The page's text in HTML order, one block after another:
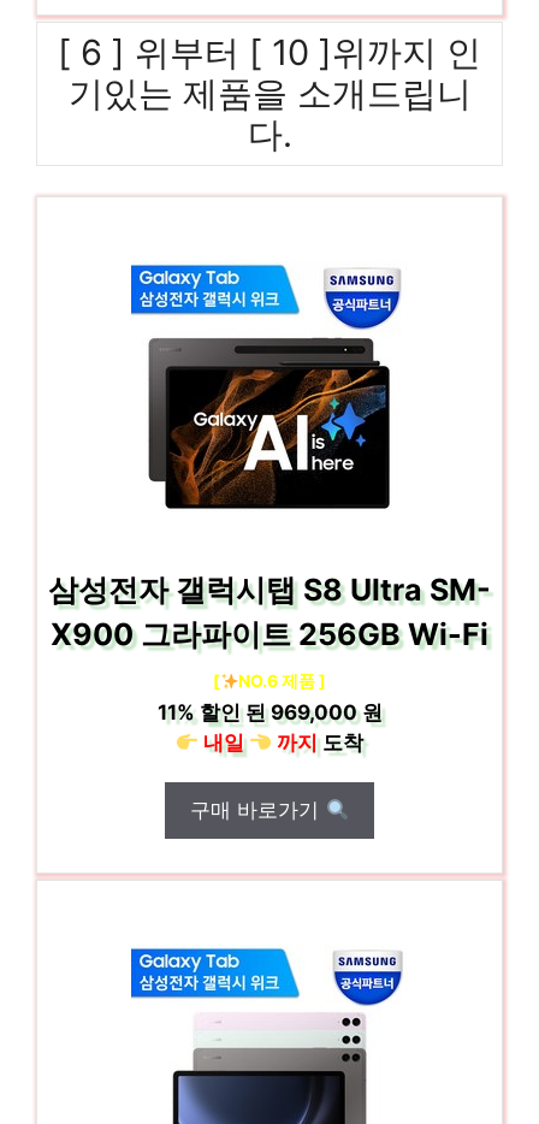
[ 6 ] 위부터 [ 10 ]위까지 인
기있는 제품을 소개드립니
다.
삼성전자 갤럭시탭 S8 Ultra SM-
X900 그라파이트 256GB Wi-Fi
[ NO.6 제품 ]
11%할인 된969,000 원
내일
까지도착
구매 바로가기